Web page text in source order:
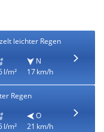
leichter Regen
l/m²
N
17 km/h
Regen
l/m²
O
21 km/h